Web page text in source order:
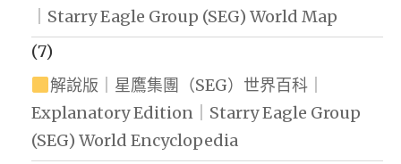
｜Starry Eagle Group (SEG) World Map
(7)
解說版｜星鷹集團（SEG）世界百科｜
Explanatory Edition｜Starry Eagle Group
(SEG) World Encyclopedia